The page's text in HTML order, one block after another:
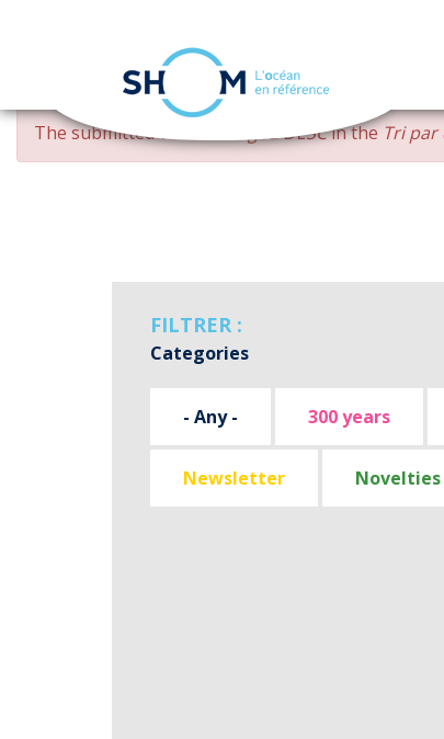
Skip
main
ERROR
MESSAGE
The submitted value changed DESCin theTri par
FILTRER :
Categories
- Any - 300 years
Newsletter Novelties